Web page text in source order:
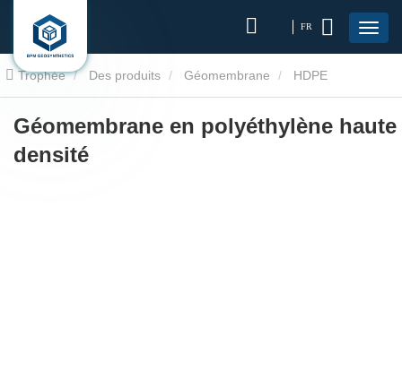
FR
Trophée Des produits Géomembrane HDPE
géomembranaire Géomembrane en polyéthylène haute densité
Géomembrane en polyéthylène haute
densité